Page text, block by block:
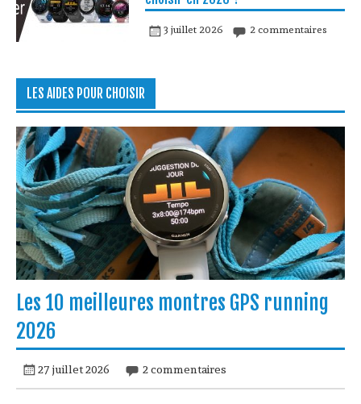
3 juillet 2026 2 commentaires
LES AIDES POUR CHOISIR
Les 10 meilleures montres GPS running
2026
27 juillet 2026 2 commentaires